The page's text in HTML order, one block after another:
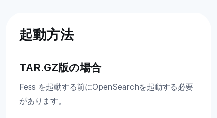
起動方法
TAR.GZ版の場合
Fess を起動する前にOpenSearchを起動する必要
があります。